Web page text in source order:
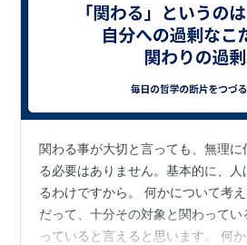
関わる事が大切と言っても、無理
る必要はありません。基本的に、
るわけですから。 何かについて考
だって、十分その対象と関わって
っていると言えると思います。 何